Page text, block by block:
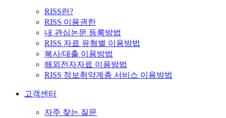
RISS란?
RISS 이용권한
내 관심논문 등록방법
RISS 자료 유형별 이용방법
복사/대출 이용방법
해외전자자료 이용방법
RISS 정보취약계층 서비스 이용방법
고객센터
자주 찾는 질문